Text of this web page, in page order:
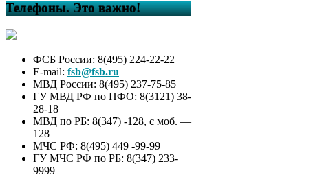
Телефоны. Это важно!
ФСБ России: 8(495) 224-22-22
E-mail: fsb@fsb.ru
МВД России: 8(495) 237-75-85
ГУ МВД РФ по ПФО: 8(3121) 38-
28-18
МВД по РБ: 8(347) -128, с моб. —
128
МЧС РФ: 8(495) 449 -99-99
ГУ МЧС РФ по РБ: 8(347) 233-
9999